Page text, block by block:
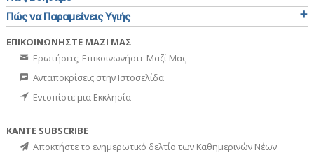
Πώς να Παραμείνεις Υγιής
ΕΠΙΚΟΙΝΩΝΗΣΤΕ ΜΑΖΙ ΜΑΣ
Ερωτήσεις; Επικοινωνήστε Μαζί Μας
Ανταποκρίσεις στην Ιστοσελίδα
Εντοπίστε μια Εκκλησία
ΚΑΝΤΕ SUBSCRIBE
Αποκτήστε το ενημερωτικό δελτίο των Καθημερινών Νέων